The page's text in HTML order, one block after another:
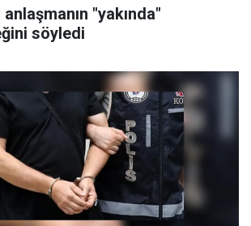
"yakında"
söyledi